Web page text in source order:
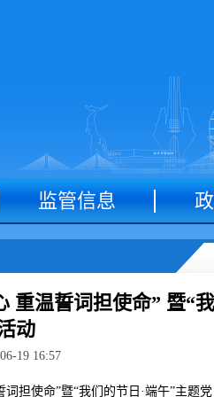
监管信息
温誓词担使命” 暨“
动
19 16:57
担使命”暨“我们的节日·端午”主题